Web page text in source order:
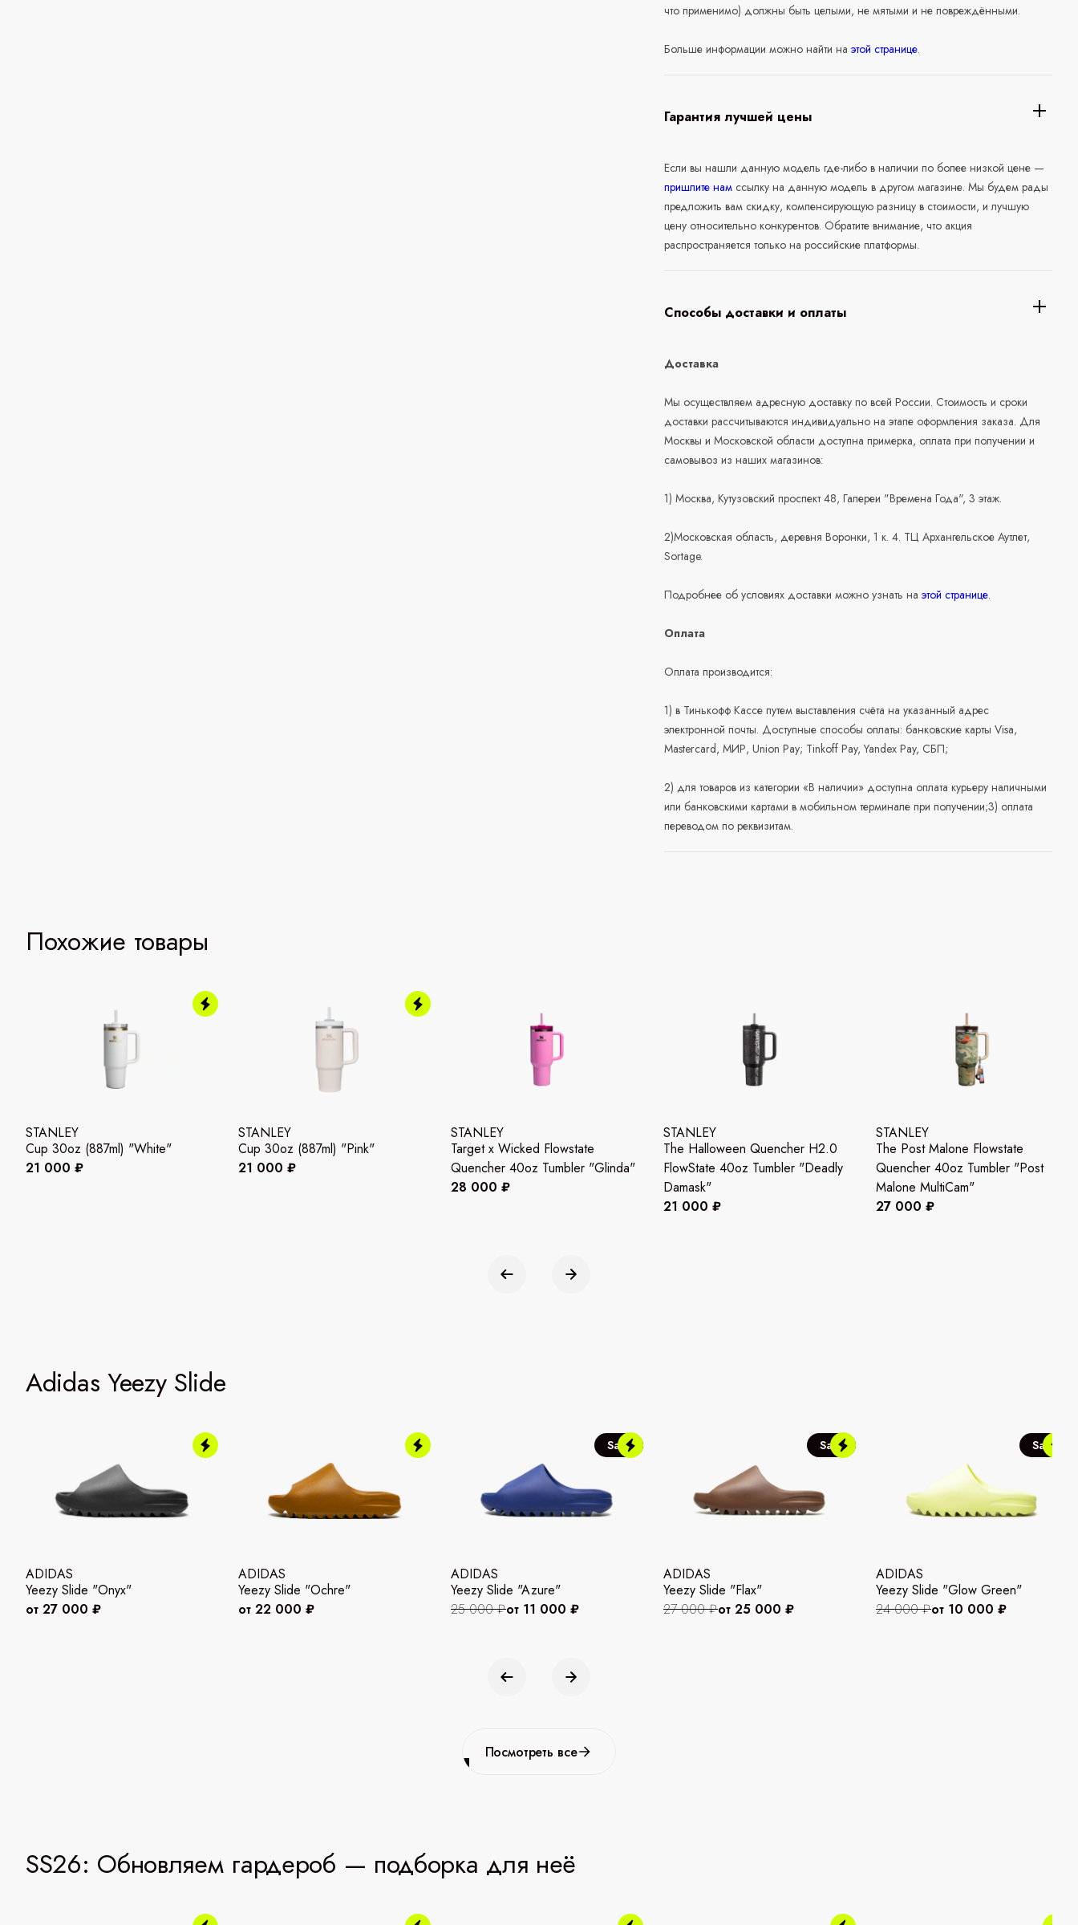
что применимо) должны быть целыми, не мятыми и не повреждёнными.
Больше информации можно найти наэтой странице.
Гарантия лучшей цены
Если вы нашли данную модель где-либо в наличии по более низкой цене —
пришлите нам ссылку на данную модель в другом магазине. Мы будем рады
предложить вам скидку, компенсирующую разницу в стоимости, и лучшую
цену относительно конкурентов. Обратите внимание, что акция
распространяется только на российские платформы.
Способы доставки и оплаты
Доставка
Мы осуществляем адресную доставку по всей России. Стоимость и сроки
доставки рассчитываются индивидуально на этапе оформления заказа. Для
Москвы и Московской области доступна примерка, оплата при получении и
самовывоз из наших магазинов:
1) Москва, Кутузовский проспект 48, Галереи "Времена Года", 3 этаж.
2)Московская область, деревня Воронки, 1 к. 4. ТЦ Архангельское Аутлет,
Sortage.
Подробнее об условиях доставки можно узнать наэтой странице.
Оплата
Оплата производится:
1) в Тинькофф Кассе путем выставления счёта на указанный адрес
электронной почты. Доступные способы оплаты: банковские карты Visa,
Mastercard, МИР, Union Pay; Tinkoff Pay, Yandex Pay, СБП;
2) для товаров из категории «В наличии» доступна оплата курьеру наличными
или банковскими картами в мобильном терминале при получении;3) оплата
переводом по реквизитам.
Похожие товары
STANLEY
Cup 30oz (887ml) "White"
21 000 ₽
STANLEY
Cup 30oz (887ml) "Pink"
21 000 ₽
STANLEY
Target x Wicked Flowstate
Quencher 40oz Tumbler "Glinda"
28 000 ₽
STANLEY
The Halloween Quencher H2.0
FlowState 40oz Tumbler "Deadly
Damask"
21 000 ₽
STANLEY
The Post Malone Flowstate
Quencher 40oz Tumbler "Post
Malone MultiCam"
27 000 ₽
Adidas Yeezy Slide
ADIDAS
Yeezy Slide "Onyx"
от 27 000 ₽
ADIDAS
Yeezy Slide "Ochre"
от 22 000 ₽
Sale
ADIDAS
Yeezy Slide "Azure"
25 000 ₽от 11 000 ₽
Sale
ADIDAS
Yeezy Slide "Flax"
27 000 ₽от 25 000 ₽
Sale
ADIDAS
Yeezy Slide "Glow Green"
24 000 ₽от 10 000 ₽
Посмотреть все
SS26: Обновляем гардероб — подборка для неё